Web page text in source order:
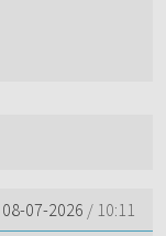
08-07-2026 / 10:11